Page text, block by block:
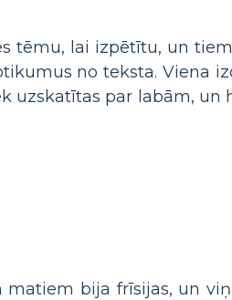
tēmu, lai izpētītu, un
no teksta. Viena
uzskatītas par labām, un
bija frīsijas, un